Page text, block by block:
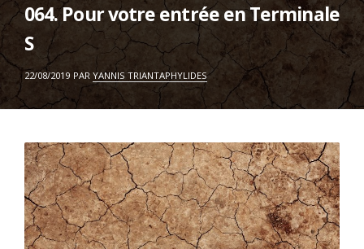
064. Pour votre entrée en Terminale
S
ON
22/08/2019 PAR YANNIS TRIANTAPHYLIDES